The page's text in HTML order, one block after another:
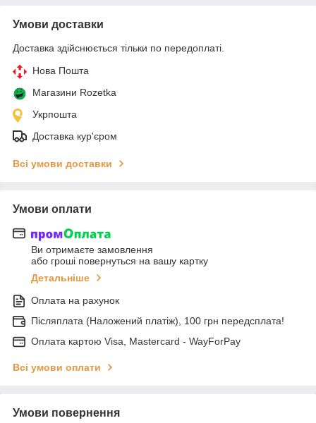
Умови доставки
Доставка здійснюється тільки по передоплаті.
Нова Пошта
Магазини Rozetka
Укрпошта
Доставка кур'єром
Всі умови доставки
Умови оплати
Ви отримаєте замовлення
або гроші повернуться на вашу картку
Детальніше
Оплата на рахунок
Післяплата (Наложений платіж), 100 грн передсплата!
Оплата картою Visa, Mastercard - WayForPay
Всі умови оплати
Умови повернення